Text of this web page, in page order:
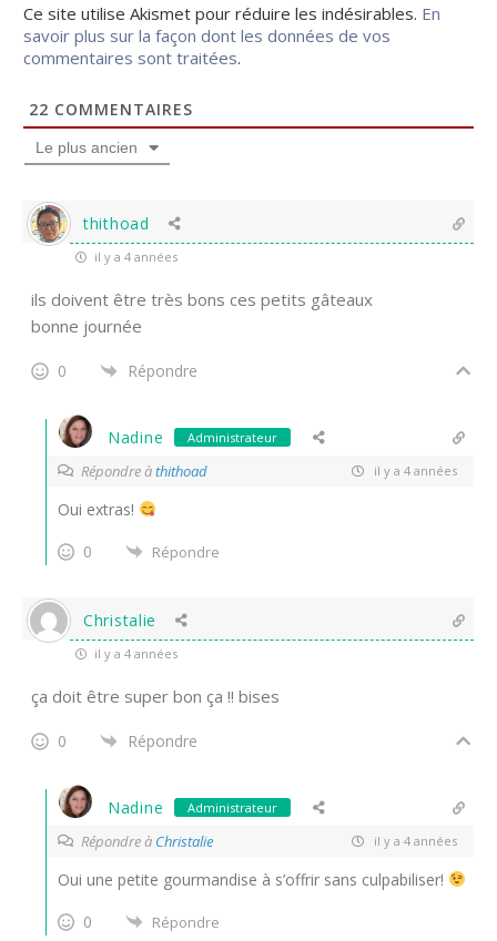
Ce site utilise Akismet pour réduire les indésirables. En
savoir plus sur la façon dont les données de vos
commentaires sont traitées.
22 COMMENTAIRES
Le plus ancien
thithoad
il y a 4 années
ils doivent être très bons ces petits gâteaux
bonne journée
0 Répondre
Nadine Administrateur
Répondre àthithoad il y a 4 années
Oui extras!
0
Répondre
Christalie
il y a 4 années
ça doit être super bon ça !! bises
0 Répondre
Nadine Administrateur
Répondre à Christalie il y a 4 années
Oui une petite gourmandise à s’offrir sans culpabiliser!
0
Répondre